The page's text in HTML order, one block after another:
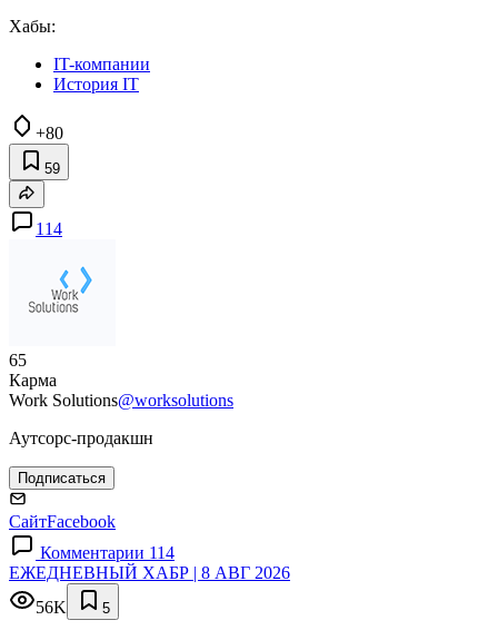
Хабы:
IT-компании
История IT
+80
59
114
65
Карма
Work Solutions@worksolutions
Аутсорс-продакшн
Подписаться
СайтFacebook
Комментарии 114
ЕЖЕДНЕВНЫЙ ХАБР | 8 АВГ 2026
56K
5